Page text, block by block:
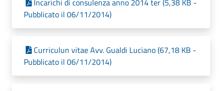
Incarichi di consulenza anno 2014 ter (5,38 KB -
Pubblicato il 06/11/2014)
Curriculun vitae Avv. Gualdi Luciano (67,18 KB -
Pubblicato il 06/11/2014)